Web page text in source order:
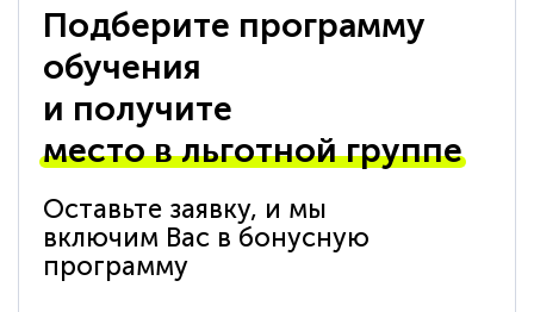
Подберите программу
обучения
и получите
место в льготной группе
Оставьте заявку, и мы
включим Вас в бонусную
программу